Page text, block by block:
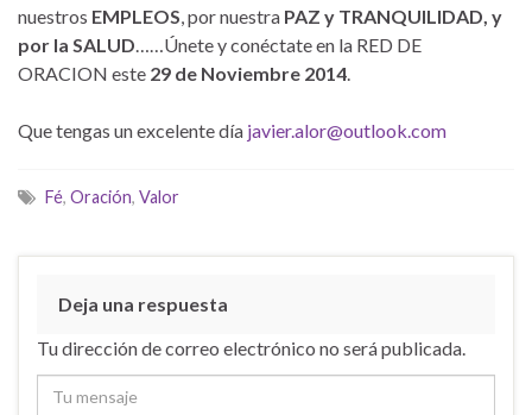
nuestros EMPLEOS , por nuestra PAZ y TRANQUILIDAD, y
por la SALUD ……Únete y conéctate en la RED DE
ORACION este 29 de Noviembre 2014
Que tengas un excelente día javier.alor@outlook.com
Fé, Oración, Valor
Deja una respuesta
Tu dirección de correo electrónico no será publicada.